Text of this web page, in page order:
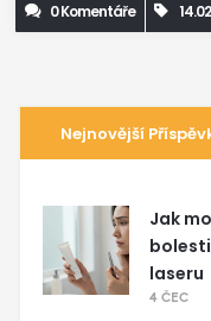
0 Komentáře
Nejnovější
Jak
laseru
4 ČEC